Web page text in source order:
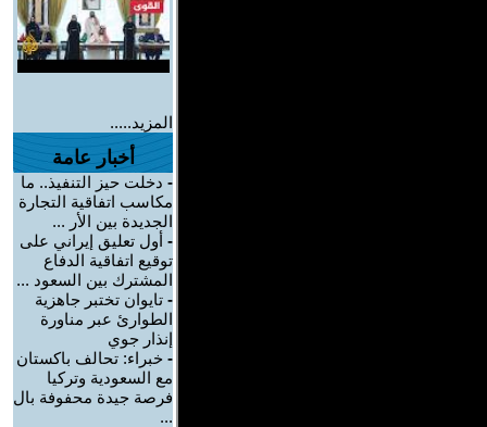
المزيد.....
أخبار عامة
- دخلت حيز التنفيذ.. ما
مكاسب اتفاقية التجارة
الجديدة بين الأر ...
- أول تعليق إيراني على
توقيع اتفاقية الدفاع
المشترك بين السعود ...
- تايوان تختبر جاهزية
الطوارئ عبر مناورة
إنذار جوي
- خبراء: تحالف باكستان
مع السعودية وتركيا
فرصة جيدة محفوفة بال
...